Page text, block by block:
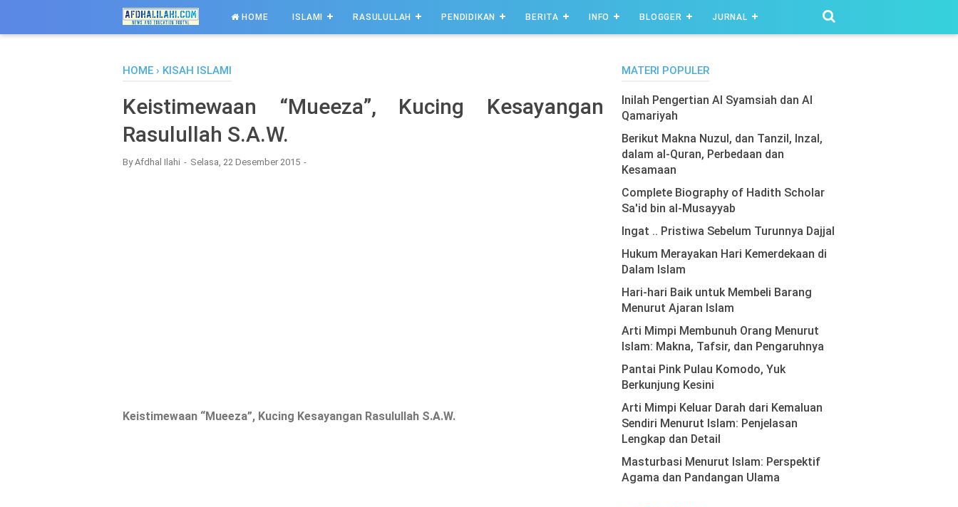
HOME ISLAMI RASULULLAH PENDIDIKAN BERITA INFO BLOGGER JURNAL
HOME › KISAH ISLAMI
Keistimewaan “Mueeza”, Kucing Kesayangan
Rasulullah S.A.W.
ByAfdhal Ilahi Selasa, 22 Desember 2015
Keistimewaan “Mueeza”, Kucing Kesayangan Rasulullah S.A.W.
MATERI POPULER
Inilah Pengertian Al Syamsiah dan Al
Qamariyah
Berikut Makna Nuzul, dan Tanzil, Inzal,
dalam al-Quran, Perbedaan dan
Kesamaan
Complete Biography of Hadith Scholar
Sa'id bin al-Musayyab
Ingat .. Pristiwa Sebelum Turunnya Dajjal
Hukum Merayakan Hari Kemerdekaan di
Dalam Islam
Hari-hari Baik untuk Membeli Barang
Menurut Ajaran Islam
Arti Mimpi Membunuh Orang Menurut
Islam: Makna, Tafsir, dan Pengaruhnya
Pantai Pink Pulau Komodo, Yuk
Berkunjung Kesini
Arti Mimpi Keluar Darah dari Kemaluan
Sendiri Menurut Islam: Penjelasan
Lengkap dan Detail
Masturbasi Menurut Islam: Perspektif
Agama dan Pandangan Ulama